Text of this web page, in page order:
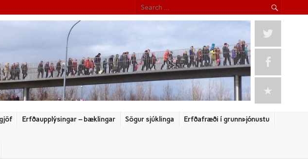
Erfðaupplýsingar – bæklingar Sögur sjúklinga Erfðafræði í grunnþjónustu